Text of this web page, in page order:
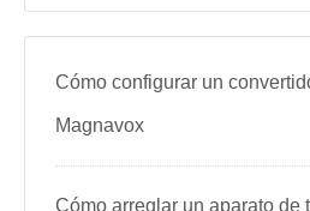
Cómo configurar un
Magnavox
Cómo arreglar un aparato de